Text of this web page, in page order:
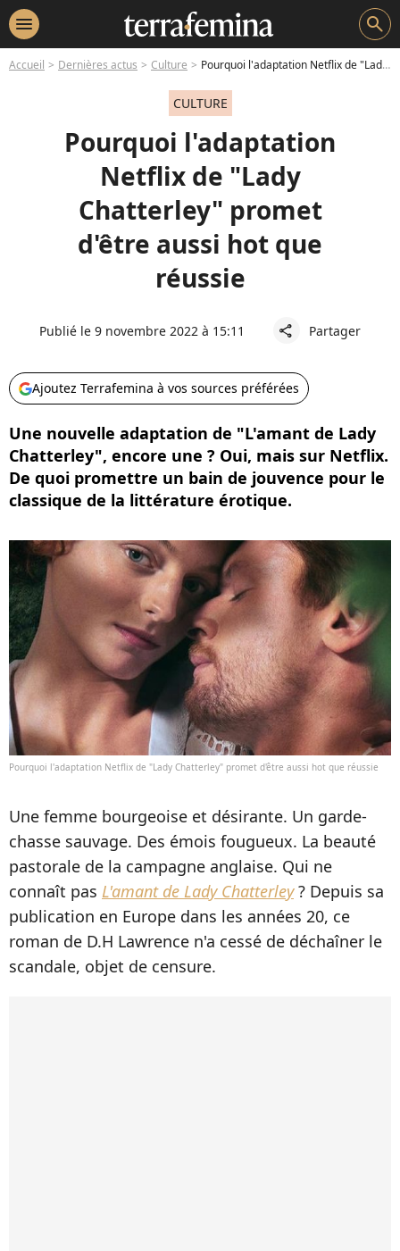
menu search
Accueil Dernières actus Culture Pourquoi l'adaptation Netflix de "Lady Chatterley" promet d'être aussi hot que réussie
CULTURE
Pourquoi l'adaptation
Netflix de "Lady
Chatterley" promet
d'être aussi hot que
réussie
Publié le 9 novembre 2022 à 15:11 share Partager
Ajoutez Terrafemina à vos sources préférées
Une nouvelle adaptation de "L'amant de Lady
Chatterley", encore une ? Oui, mais sur Netflix.
De quoi promettre un bain de jouvence pour le
classique de la littérature érotique.
Pourquoi l'adaptation Netflix de "Lady Chatterley" promet d'être aussi hot que réussie
Une femme bourgeoise et désirante. Un garde-
chasse sauvage. Des émois fougueux. La beauté
pastorale de la campagne anglaise. Qui ne
connaît pas L'amant de Lady Chatterley? Depuis sa
publication en Europe dans les années 20, ce
roman de D.H Lawrence n'a cessé de déchaîner le
scandale, objet de censure.